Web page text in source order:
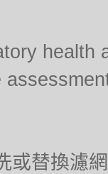
health
或替換濾